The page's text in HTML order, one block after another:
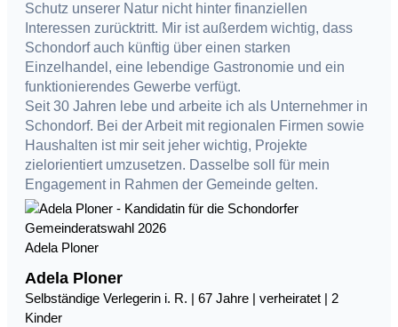
Schutz unserer Natur nicht hinter finanziellen
Interessen zurücktritt. Mir ist außerdem wichtig, dass
Schondorf auch künftig über einen starken
Einzelhandel, eine lebendige Gastronomie und ein
funktionierendes Gewerbe verfügt.
Seit 30 Jahren lebe und arbeite ich als Unternehmer in
Schondorf. Bei der Arbeit mit regionalen Firmen sowie
Haushalten ist mir seit jeher wichtig, Projekte
zielorientiert umzusetzen. Dasselbe soll für mein
Engagement in Rahmen der Gemeinde gelten.
Adela Ploner
Adela Ploner
Selbständige Verlegerin i. R. | 67 Jahre | verheiratet | 2
Kinder